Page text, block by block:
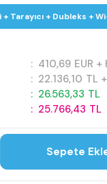
Tarayıcı + Dubleks +
: 410,69 EUR +
: 22.136,10 TL
: 26.563,33 TL
: 25.766,43 TL
Sepete